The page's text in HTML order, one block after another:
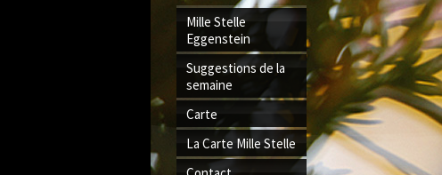
Mille Stelle
Eggenstein
Suggestions de la
semaine
Carte
La Carte Mille Stelle